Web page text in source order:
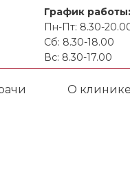
График работы:
Пн-Пт: 8.30-
Сб: 8.30-18.00
Вс: 8.30-17.00
О клинике